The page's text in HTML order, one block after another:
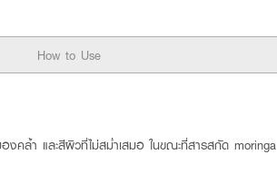
How to Use
คล้ำ และสีผิวที่ไม่สม่ำเสมอ ในขณะที่สารสกัด moringa